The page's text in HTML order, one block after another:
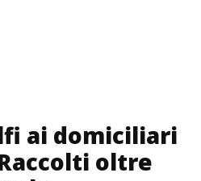
ai domiciliari
oltre